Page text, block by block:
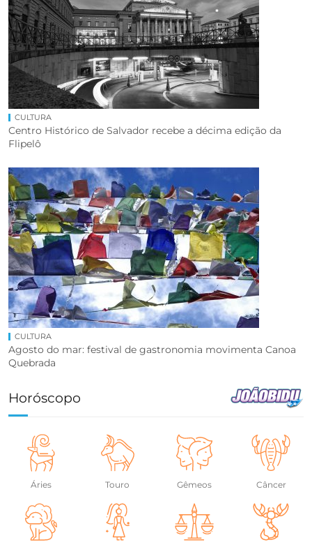
CULTURA
Centro Histórico de Salvador recebe a décima edição da
Flipelô
CULTURA
Agosto do mar: festival de gastronomia movimenta Canoa
Quebrada
Horóscopo
Áries Touro Gêmeos Câncer